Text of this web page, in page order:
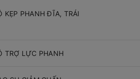
KẸP PHANH ĐĨA, TRÁI
TRỢ LỰC PHANH